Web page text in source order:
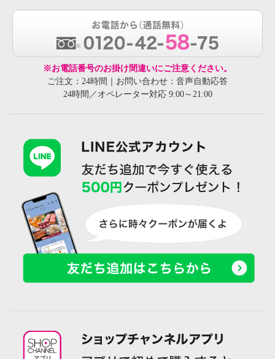
※お電話番号のお掛け間違いにご注意ください。
ご注文：24時間｜お問い合わせ：音声自動応答
24時間／オペレーター対応 9:00～21:00